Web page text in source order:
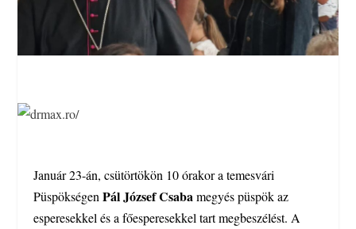
Január 23-án, csütörtökön 10 órakor a temesvári
PüspökségenPál József Csabamegyés püspök az
esperesekkel és a főesperesekkel tart megbeszélést. A